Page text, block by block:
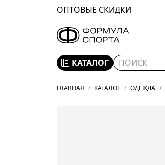
ОПТОВЫЕ СКИДКИ
КАТАЛОГ
ГЛАВНАЯ КАТАЛОГ ОДЕЖДА